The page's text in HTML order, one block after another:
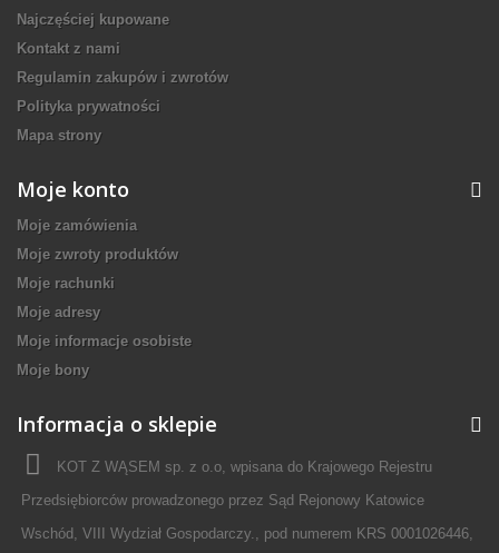
Najczęściej kupowane
Kontakt z nami
Regulamin zakupów i zwrotów
Polityka prywatności
Mapa strony
Moje konto
Moje zamówienia
Moje zwroty produktów
Moje rachunki
Moje adresy
Moje informacje osobiste
Moje bony
Informacja o sklepie
KOT Z WĄSEM sp. z o.o, wpisana do Krajowego Rejestru
Przedsiębiorców prowadzonego przez Sąd Rejonowy Katowice
Wschód, VIII Wydział Gospodarczy., pod numerem KRS 0001026446,